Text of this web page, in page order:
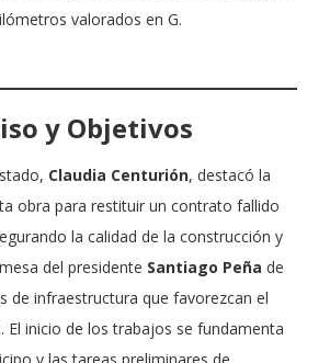
valorados en G.
y Objetivos
Claudia Centurión, destacó la
obra para restituir un contrato fallido
la calidad de la construcción y
del presidente Santiago Peña de
de infraestructura que favorezcan el
El inicio de los trabajos se fundamenta